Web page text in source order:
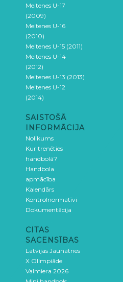
Meitenes U-17
(2009)
Meitenes U-16
(2010)
Meitenes U-15 (2011)
Meitenes U-14
(2012)
Meitenes U-13 (2013)
Meitenes U-12
(2014)
SAISTOŠĀ
INFORMĀCIJA
Nolikums
Kur trenēties
handbolā?
Handbola
apmācība
Kalendārs
Kontrolnormatīvi
Dokumentācija
CITAS
SACENSĪBAS
Latvijas Jaunatnes
X Olimpiāde
Valmiera 2026